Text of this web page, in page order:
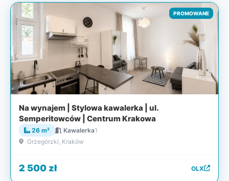
PROMOWANE
Na wynajem | Stylowa kawalerka | ul.
Semperitowców | Centrum Krakowa
26 m² Kawalerka1
Grzegórzki, Kraków
2 500 zł OLX